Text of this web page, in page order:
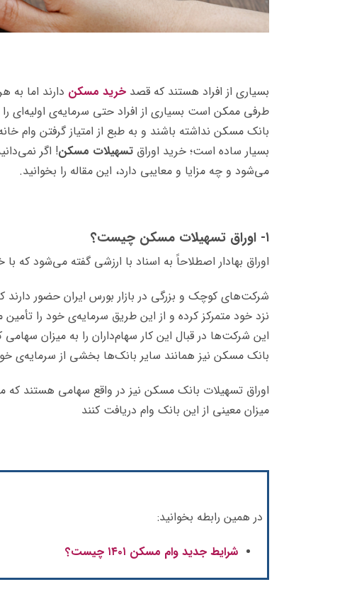
بسیاری از افراد هستند که قصد خرید مسکن دارند اما به
طرفی ممکن است بسیاری از افراد حتی سرمایه‌ی اولیه‌ای
بانک مسکن نداشته باشند و به طبع از امتیاز گرفتن وام
بسیار ساده است؛ خرید اوراق تسهیلات مسکن! اگر
می‌شود و چه مزایا و معایبی دارد، این مقاله را بخوانید.
۱- اوراق تسهیلات مسکن چیست؟
اوراق بهادار اصطلاحاً به اسناد با ارزشی گفته می‌شود
شرکت‌های کوچک و بزرگی در بازار بورس ایران حضور
نزد خود متمرکز کرده و از این طریق سرمایه‌ی خود را تأمین
این شرکت‌ها در قبال این کار سهام‌داران را به میزان
بانک مسکن نیز همانند سایر بانک‌ها بخشی از سرمایه‌ی
اوراق تسهیلات بانک مسکن نیز در واقع سهامی هستند که
میزان معینی از این بانک وام دریافت کنند
در همین رابطه بخوانید:
شرایط جدید وام مسکن ۱۴۰۱ چیست؟